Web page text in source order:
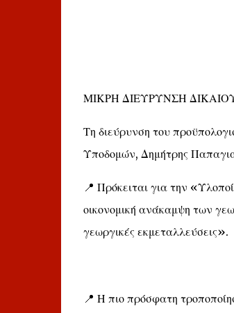
ΜΙΚΡΗ ΔΙΕΥΡΥΝΣΗ
Τη διεύρυνση του
Υποδομών, Δημήτρης
📍 Πρόκειται για την
οικονομική ανάκαμψη των
γεωργικές εκμεταλλεύσεις».
📍 Η πιο πρόσφατη